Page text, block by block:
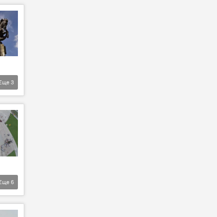
3
6